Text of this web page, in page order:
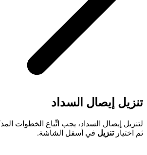
تنزيل إيصال السداد
لتنزيل إيصال السداد، يجب اتِّباع الخطوات
ثم اختيارتنزيل في أسفل الشاشة.